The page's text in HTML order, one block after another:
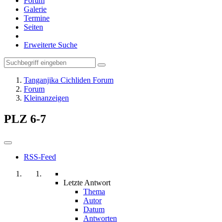
Galerie
Termine
Seiten
Erweiterte Suche
Tanganjika Cichliden Forum
Forum
Kleinanzeigen
PLZ 6-7
RSS-Feed
Letzte Antwort
Thema
Autor
Datum
Antworten